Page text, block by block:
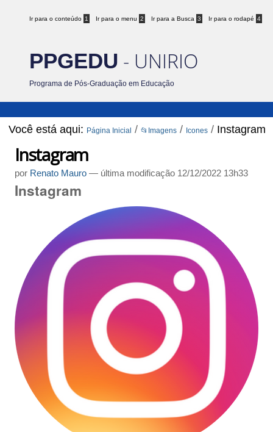
Ir para o conteúdo 1 Ir para o menu 2 Ir para a Busca 3 Ir para o rodapé 4
PPGEDU - UNIRIO
Programa de Pós-Graduação em Educação
Você está aqui: Página Inicial /📂Imagens / Icones / Instagram
Instagram
por Renato Mauro — última modificação 12/12/2022 13h33
Instagram